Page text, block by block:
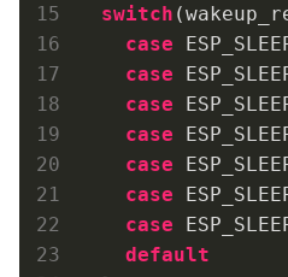
switch
case
case
case
case
case
case
case
default